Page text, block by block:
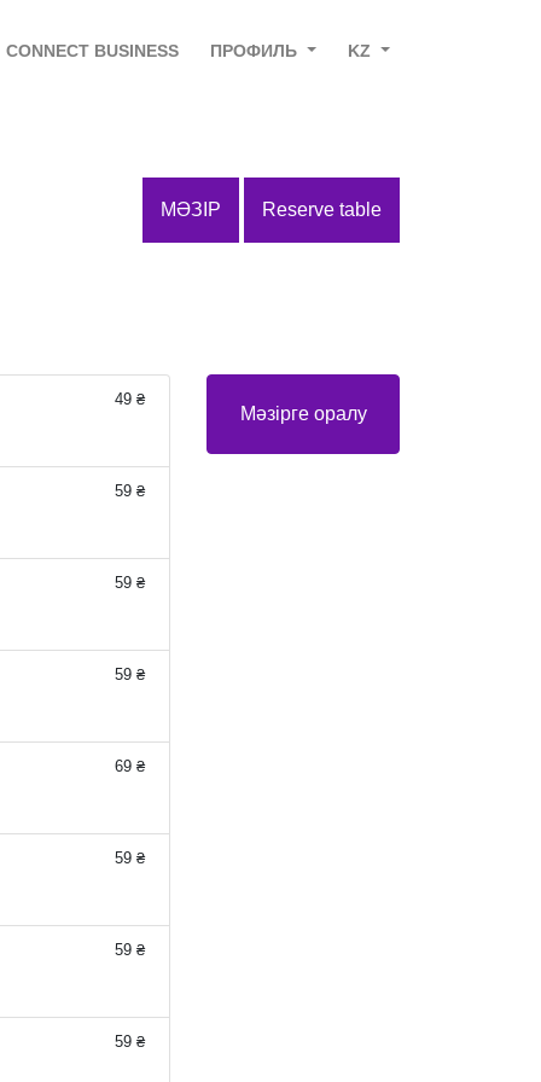
CONNECT BUSINESS ПРОФИЛЬ KZ
МӘЗІР Reserve table
49 ₴
59 ₴
59 ₴
59 ₴
69 ₴
59 ₴
59 ₴
59 ₴
Мәзірге оралу